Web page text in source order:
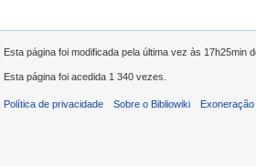
Esta página foi modificada pela última vez às 17h25min
Esta página foi acedida 1 340 vezes.
Política de privacidade Sobre o Bibliowiki